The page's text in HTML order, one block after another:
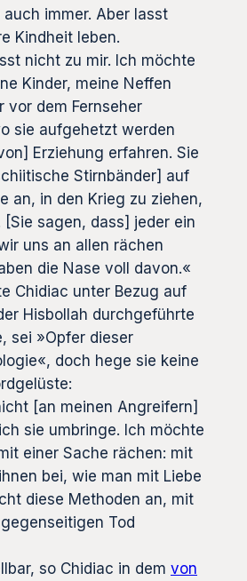
immer. Aber lasst
Kindheit leben.
nicht zu mir. Ich möchte
Kinder, meine Neffen
vor dem Fernseher
sie aufgehetzt werden
Erziehung erfahren. Sie
Stirnbänder] auf
an, in den Krieg zu ziehen,
[Sie sagen, dass] jeder ein
uns an allen rächen
die Nase voll davon.«
Chidiac unter Bezug auf
Hisbollah durchgeführte
sei »Opfer dieser
doch hege sie keine
[an meinen Angreifern]
sie umbringe. Ich möchte
einer Sache rächen: mit
bei, wie man mit Liebe
diese Methoden an, mit
Tod
so Chidiac in dem von